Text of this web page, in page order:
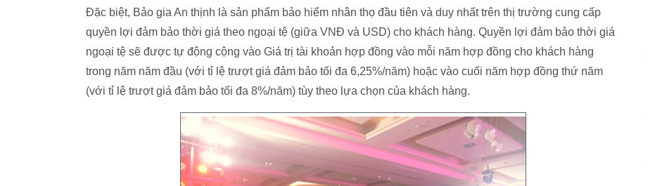
Đặc biệt, Bảo gia An thịnh là sản phẩm bảo hiểm nhân thọ đầu tiên và duy nhất trên thị trường cung cấp
quyền lợi đảm bảo thời giá theo ngoại tệ (giữa VNĐ và USD) cho khách hàng. Quyền lợi đảm bảo thời giá
ngoại tệ sẽ được tự động cộng vào Giá trị tài khoản hợp đồng vào mỗi năm hợp đồng cho khách hàng
trong năm năm đầu (với tỉ lệ trượt giá đảm bảo tối đa 6,25%/năm) hoặc vào cuối năm hợp đồng thứ năm
(với tỉ lệ trượt giá đảm bảo tối đa 8%/năm) tùy theo lựa chọn của khách hàng.